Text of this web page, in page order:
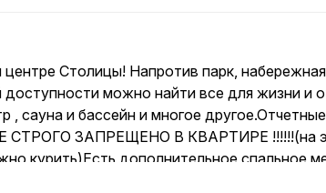
Столицы! Напротив парк,
можно найти все для жизни и
, сауна и бассейн и многое
СТРОГО ЗАПРЕЩЕНО В КВАРТИРЕ !!!!!!(на
курить)Есть дополнительное спальное